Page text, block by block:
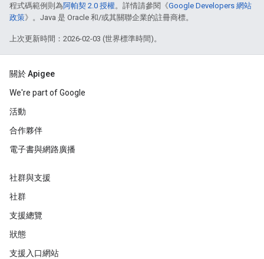
程式碼範例則為阿帕契 2.0 授權。詳情請參閱《Google Developers 網站
政策》。Java 是 Oracle 和/或其關聯企業的註冊商標。
上次更新時間：2026-02-03 (世界標準時間)。
關於 Apigee
We're part of Google
活動
合作夥伴
電子書與網路廣播
社群與支援
社群
支援總覽
狀態
支援入口網站